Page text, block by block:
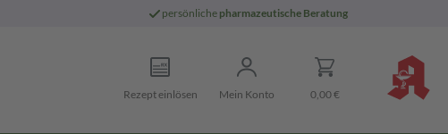
persönliche pharmazeutische Beratung
Rezept einlösen Mein Konto 0,00 €